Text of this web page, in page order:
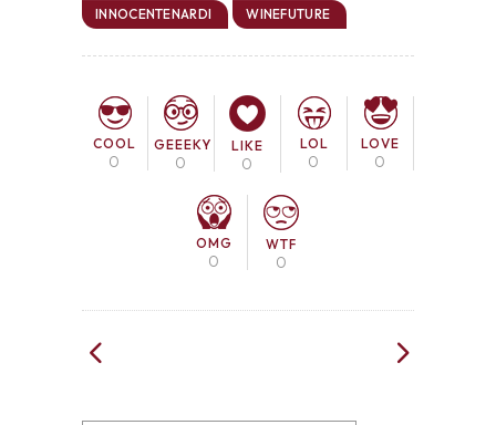
INNOCENTENARDI WINEFUTURE
COOL
0
GEEEKY
0
LIKE
0
LOL
0
LOVE
0
OMG
0
WTF
0